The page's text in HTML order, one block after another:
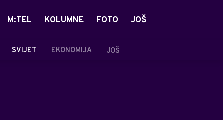
SVIJET EKONOMIJA JOŠ
M:TEL KOLUMNE FOTO JOŠ